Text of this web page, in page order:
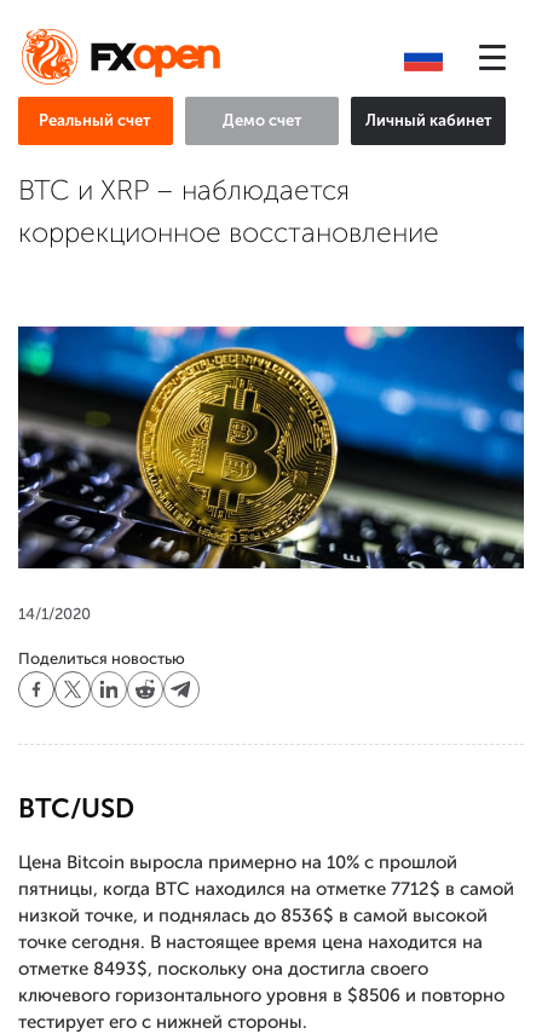
Реальный счет Демо счет Личный кабинет
BTC и XRP – наблюдается
коррекционное восстановление
14/1/2020
Поделиться новостью
BTC/USD
Цена Bitcoin выросла примерно на 10% с прошлой
пятницы, когда BTC находился на отметке 7712$ в самой
низкой точке, и поднялась до 8536$ в самой высокой
точке сегодня. В настоящее время цена находится на
отметке 8493$, поскольку она достигла своего
ключевого горизонтального уровня в $8506 и повторно
тестирует его с нижней стороны.